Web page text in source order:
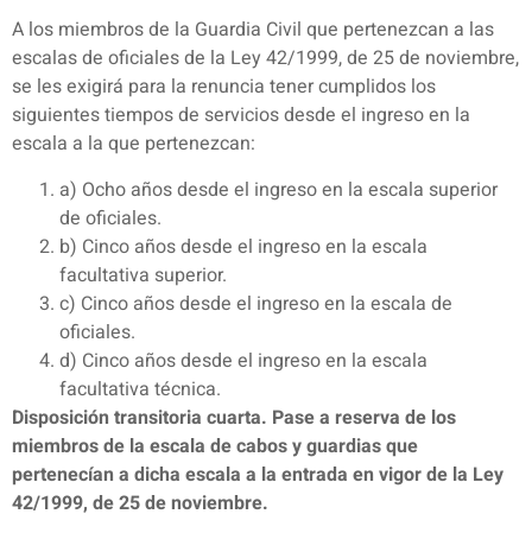
A los miembros de la Guardia Civil que pertenezcan a las
escalas de oficiales de la Ley 42/1999, de 25 de noviembre,
se les exigirá para la renuncia tener cumplidos los
siguientes tiempos de servicios desde el ingreso en la
escala a la que pertenezcan:
a) Ocho años desde el ingreso en la escala superior
de oficiales.
b) Cinco años desde el ingreso en la escala
facultativa superior.
c) Cinco años desde el ingreso en la escala de
oficiales.
d) Cinco años desde el ingreso en la escala
facultativa técnica.
Disposición transitoria cuarta. Pase a reserva de los
miembros de la escala de cabos y guardias que
pertenecían a dicha escala a la entrada en vigor de la Ley
42/1999, de 25 de noviembre.